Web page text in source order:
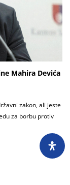
Mahira Devića
zakon, ali jeste
za borbu protiv